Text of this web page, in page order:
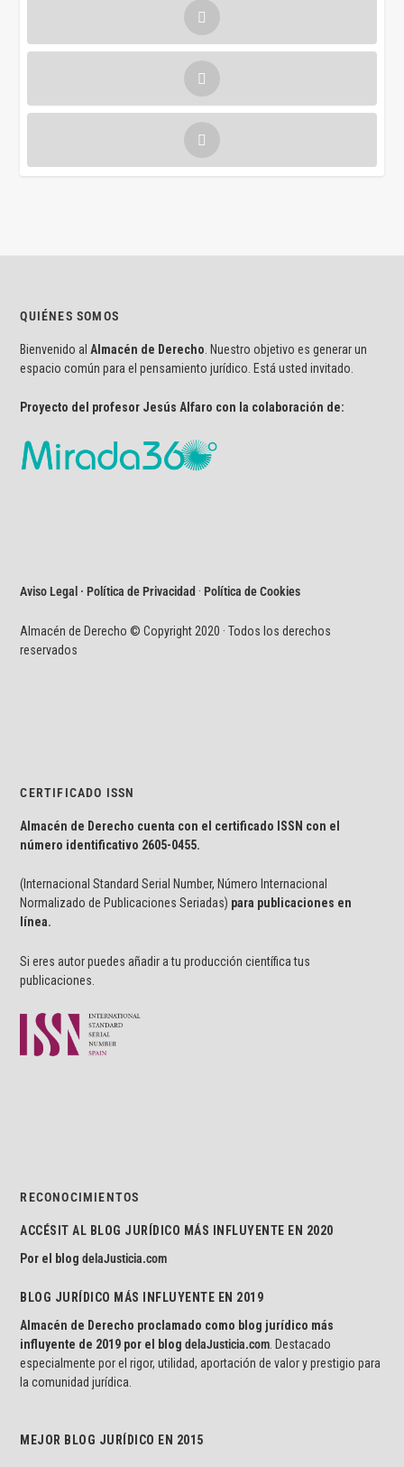
QUIÉNES SOMOS
Bienvenido al Almacén de Derecho . Nuestro objetivo es generar un
espacio común para el pensamiento jurídico. Está usted invitado.
Proyecto del profesor Jesús Alfaro con la colaboración de:
Aviso Legal · Política de Privacidad ·Política de Cookies
Almacén de Derecho © Copyright 2020 · Todos los derechos
reservados
CERTIFICADO ISSN
Almacén de Derecho cuenta con el certificado ISSN con el
número identificativo 2605-0455.
(Internacional Standard Serial Number, Número Internacional
Normalizado de Publicaciones Seriadas) para publicaciones en
línea.
Si eres autor puedes añadir a tu producción científica tus
publicaciones.
RECONOCIMIENTOS
ACCÉSIT AL BLOG JURÍDICO MÁS INFLUYENTE EN 2020
Por el blogdelaJusticia.com
BLOG JURÍDICO MÁS INFLUYENTE EN 2019
Almacén de Derecho proclamado como blog jurídico más
influyente de 2019 por el blogdelaJusticia.com . Destacado
especialmente por el rigor, utilidad, aportación de valor y prestigio para
la comunidad jurídica.
MEJOR BLOG JURÍDICO EN 2015